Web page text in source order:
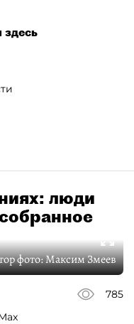
люди
фото:Максим Змеев
785